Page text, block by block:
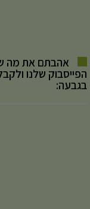
אהבתם את מה
הפייסבוק שלנו
בגבעה: